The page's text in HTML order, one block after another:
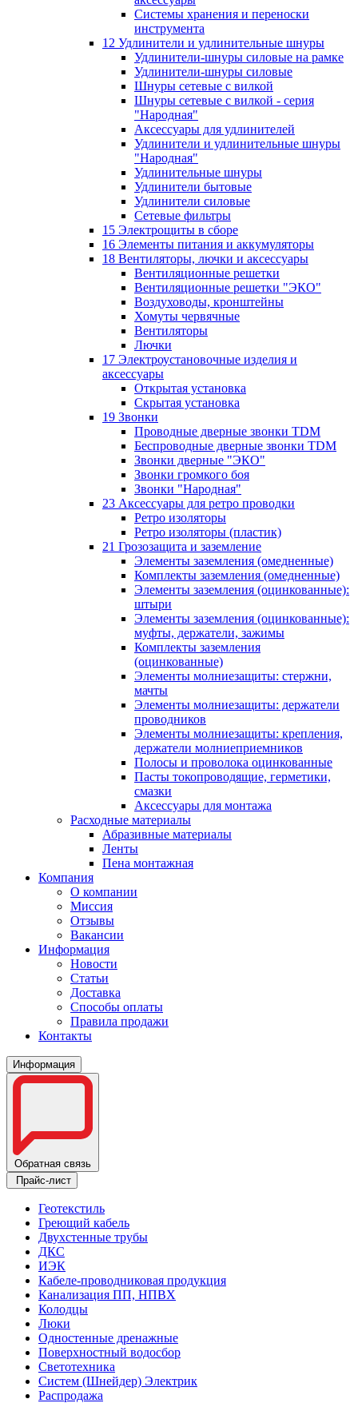
Системы хранения и переноски
инструмента
12 Удлинители и удлинительные шнуры
Удлинители-шнуры силовые на рамке
Удлинители-шнуры силовые
Шнуры сетевые с вилкой
Шнуры сетевые с вилкой - серия
"Народная"
Аксессуары для удлинителей
Удлинители и удлинительные шнуры
"Народная"
Удлинительные шнуры
Удлинители бытовые
Удлинители силовые
Сетевые фильтры
15 Электрощиты в сборе
16 Элементы питания и аккумуляторы
18 Вентиляторы, лючки и аксессуары
Вентиляционные решетки
Вентиляционные решетки "ЭКО"
Воздуховоды, кронштейны
Хомуты червячные
Вентиляторы
Лючки
17 Электроустановочные изделия и
аксессуары
Открытая установка
Скрытая установка
19 Звонки
Проводные дверные звонки TDM
Беспроводные дверные звонки TDM
Звонки дверные "ЭКО"
Звонки громкого боя
Звонки "Народная"
23 Аксессуары для ретро проводки
Ретро изоляторы
Ретро изоляторы (пластик)
21 Грозозащита и заземление
Элементы заземления (омедненные)
Комплекты заземления (омедненные)
Элементы заземления (оцинкованные):
штыри
Элементы заземления (оцинкованные):
муфты, держатели, зажимы
Комплекты заземления
(оцинкованные)
Элементы молниезащиты: стержни,
мачты
Элементы молниезащиты: держатели
проводников
Элементы молниезащиты: крепления,
держатели молниеприемников
Полосы и проволока оцинкованные
Пасты токопроводящие, герметики,
смазки
Аксессуары для монтажа
Расходные материалы
Абразивные материалы
Ленты
Пена монтажная
Компания
О компании
Миссия
Отзывы
Вакансии
Информация
Новости
Статьи
Доставка
Способы оплаты
Правила продажи
Контакты
Информация
Обратная связь
Прайс-лист
Геотекстиль
Греющий кабель
Двухстенные трубы
ДКС
ИЭК
Кабеле-проводниковая продукция
Канализация ПП, НПВХ
Колодцы
Люки
Одностенные дренажные
Поверхностный водосбор
Светотехника
Систем (Шнейдер) Электрик
Распродажа